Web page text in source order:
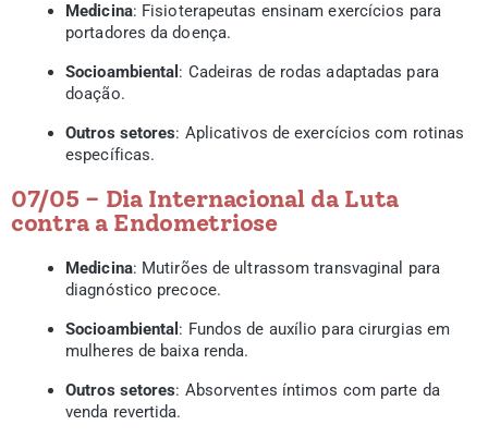
Medicina: Fisioterapeutas ensinam exercícios para
portadores da doença.
Socioambiental : Cadeiras de rodas adaptadas para
doação.
Outros setores: Aplicativos de exercícios com rotinas
específicas.
07/05 – Dia Internacional da Luta
contra a Endometriose
Medicina: Mutirões de ultrassom transvaginal para
diagnóstico precoce.
Socioambiental : Fundos de auxílio para cirurgias em
mulheres de baixa renda.
Outros setores: Absorventes íntimos com parte da
venda revertida.